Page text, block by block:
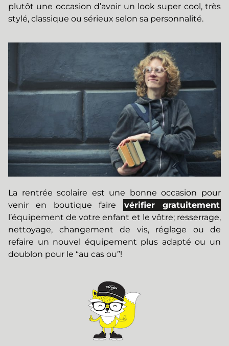
plutôt une occasion d’avoir un look super cool, très
stylé, classique ou sérieux selon sa personnalité.
La rentrée scolaire est une bonne occasion pour
venir en boutique faire
vérifier gratuitement
l’équipement de votre enfant et le vôtre; resserrage,
nettoyage, changement de vis, réglage ou de
refaire un nouvel équipement plus adapté ou un
doublon pour le “au cas ou”!